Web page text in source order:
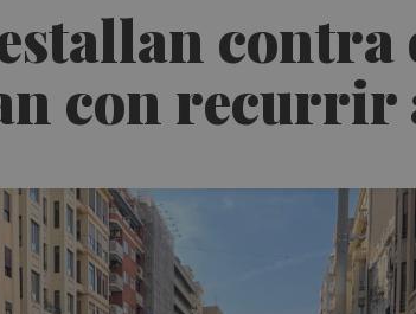
contra
con recurrir